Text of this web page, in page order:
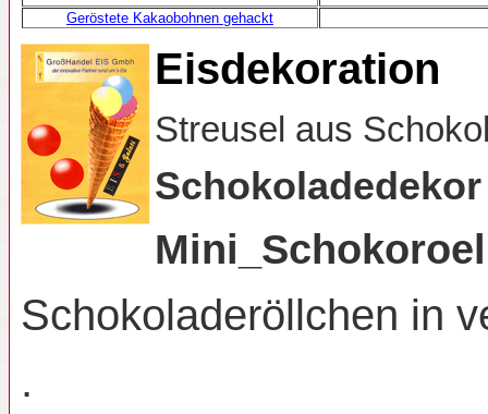
Geröstete Kakaobohnen gehackt
Eisdekoration
Streusel aus
Schokoladedekor
Schokoladeröllchen in
.